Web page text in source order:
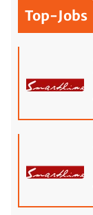
Top-Jobs